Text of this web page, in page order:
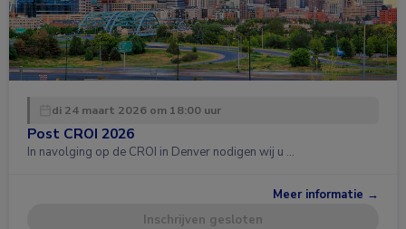
di 24 maart 2026 om 18:00 uur
Post CROI 2026
In navolging op de CROI in Denver nodigen wij u …
Meer informatie →
Inschrijven gesloten